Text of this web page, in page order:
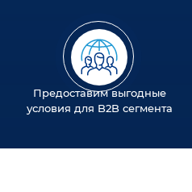
Предоставим выгодные
условия для B2B сегмента